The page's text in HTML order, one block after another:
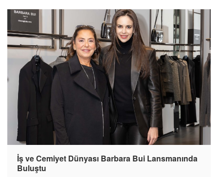
İş ve Cemiyet Dünyası Barbara Bui Lansmanında
Buluştu